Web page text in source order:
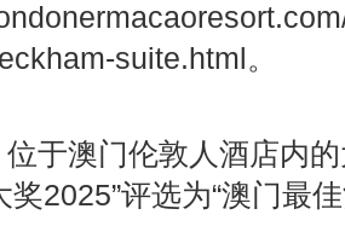
suite.html。
位于澳门伦敦人酒店内
奖2025”评选为“澳门最